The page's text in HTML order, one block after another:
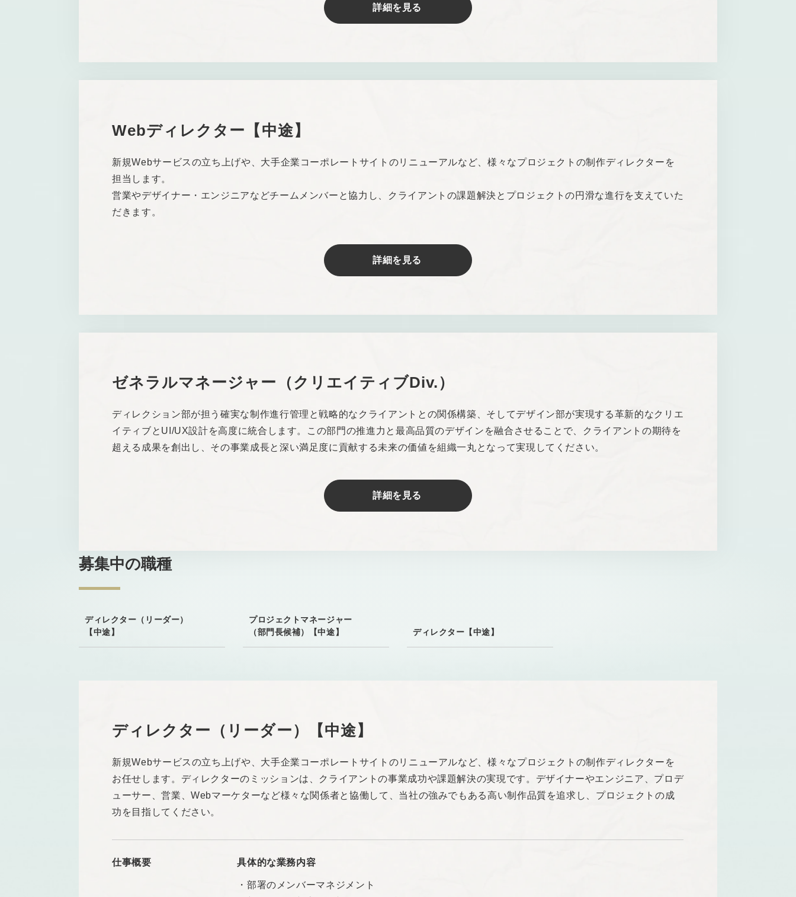
詳細を見る
Webディレクター【中途】
新規Webサービスの立ち上げや、大手企業コーポレートサイトのリニューアルなど、様々なプロジェクトの制作ディレクターを
担当します。
営業やデザイナー・エンジニアなどチームメンバーと協力し、クライアントの課題解決とプロジェクトの円滑な進行を支えていた
だきます。
詳細を見る
ゼネラルマネージャー（クリエイティブDiv.）
ディレクション部が担う確実な制作進行管理と戦略的なクライアントとの関係構築、そしてデザイン部が実現する革新的なクリエ
イティブとUI/UX設計を高度に統合します。この部門の推進力と最高品質のデザインを融合させることで、クライアントの期待を
超える成果を創出し、その事業成長と深い満足度に貢献する未来の価値を組織一丸となって実現してください。
詳細を見る
募集中の職種
ディレクター （リーダー）
【中途】
プロジェクトマネージャー
（部門長候補）【中途】
ディレクター【中途】
ディレクター（リーダー）【中途】
新規Webサービスの立ち上げや、大手企業コーポレートサイトのリニューアルなど、様々なプロジェクトの制作ディレクターを
お任せします。ディレクターのミッションは、クライアントの事業成功や課題解決の実現です。デザイナーやエンジニア、プロデ
ューサー、営業、Webマーケターなど様々な関係者と協働して、当社の強みでもある高い制作品質を追求し、プロジェクトの成
功を目指してください。
仕事概要 具体的な業務内容
・部署のメンバーマネジメント